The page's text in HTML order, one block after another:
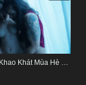
MDSR-0009 Khao Khát Mùa Hè Cùng Ba Bà Chị Dâu Siêu Dâm